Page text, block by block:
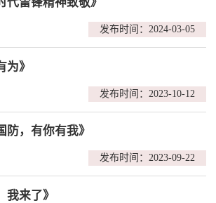
发布时间：2024-03-05
为》
发布时间：2023-10-12
防，有你有我》
发布时间：2023-09-22
我来了》